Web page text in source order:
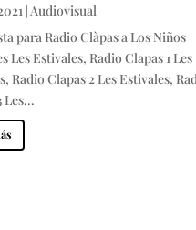
| Audiovisual
para Radio Clàpas a Los Niños
Les Estivales, Radio Clapas 1 Les
Radio Clapas 2 Les Estivales,
Les...